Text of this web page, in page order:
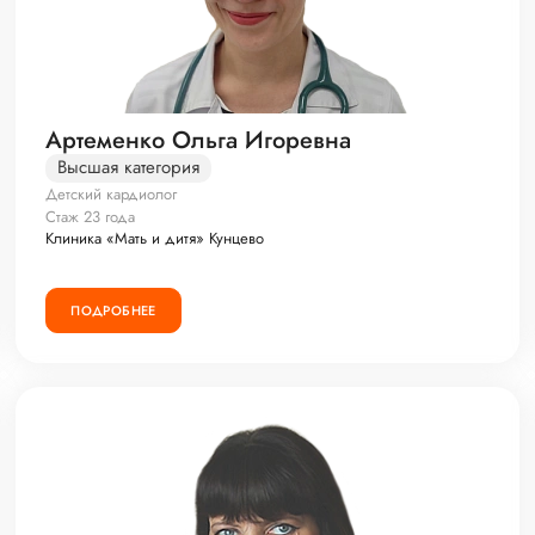
Артеменко Ольга Игоревна
Высшая категория
Детский кардиолог
Стаж 23 года
Клиника «Мать и дитя» Кунцево
ПОДРОБНЕЕ